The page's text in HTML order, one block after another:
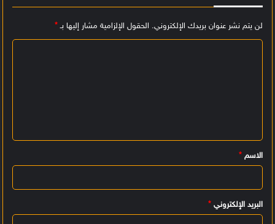
لن يتم نشر عنوان بريدك الإلكتروني. الحقول الإلزامية مشار إليها بـ*
ي
ق
الاسم *
البريد الإلكتروني *